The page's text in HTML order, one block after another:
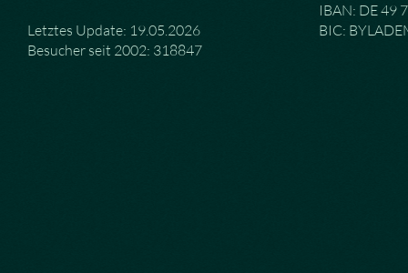
Letztes Update: 19.05.2026
Besucher seit 2002: 318847
IBAN: DE 49
BIC: